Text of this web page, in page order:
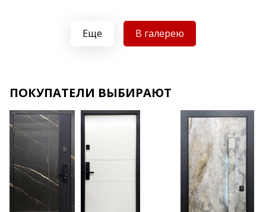
Хочу такую
Еще В галерею
ПОКУПАТЕЛИ ВЫБИРАЮТ